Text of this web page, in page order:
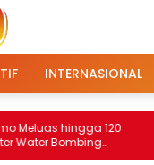
INTERNASIONAL
120